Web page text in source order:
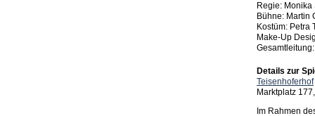
Regie: Monika
Bühne: Martin
Kostüm: Petra
Make-Up
Details zur
Teisenhoferhof
Marktplatz
Im Rahmen